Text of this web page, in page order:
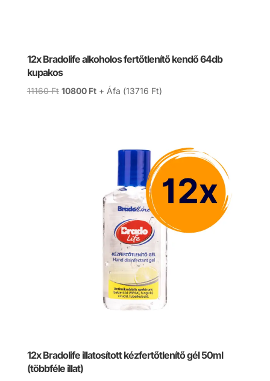
12x Bradolife alkoholos fertőtlenítő kendő 64db
kupakos
11160Ft Original
10800 FtCurrent
+ Áfa (13716 Ft)
12x Bradolife illatosított kézfertőtlenítő gél 50ml
(többféle illat)